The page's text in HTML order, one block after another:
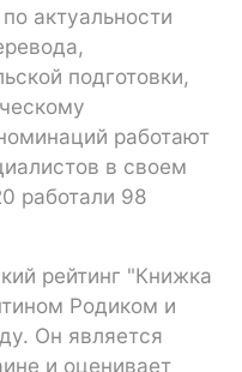
актуальности
подготовки,
работают
в своем
работали 98
рейтинг "Книжка
Родиком и
Он является
и оценивает